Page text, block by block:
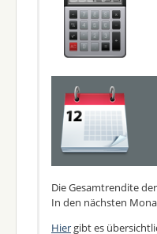
Die Gesamtrendite
In den nächsten
Hiergibt es